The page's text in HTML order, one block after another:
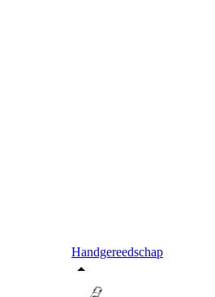
Handgereedschap